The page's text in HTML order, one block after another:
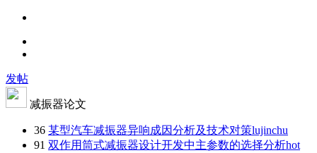
发帖
减振器论文
36 某型汽车减振器异响成因分析及技术对策lujinchu
91 双作用筒式减振器设计开发中主参数的选择分析hot